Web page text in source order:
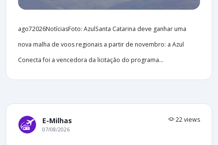
ago72026NotíciasFoto: AzulSanta Catarina deve ganhar uma
nova malha de voos regionais a partir de novembro: a Azul
Conecta foi a vencedora da licitação do programa...
E-Milhas 22 views
07/08/2026